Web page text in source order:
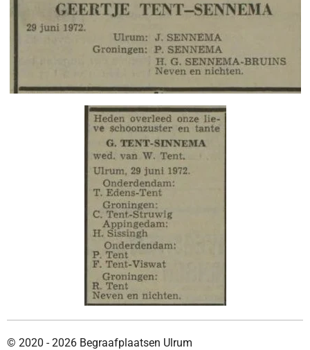
© 2020 - 2026 Begraafplaatsen Ulrum